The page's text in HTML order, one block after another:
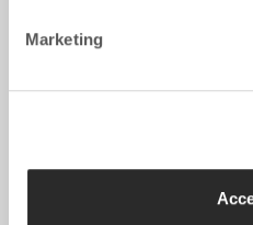
Marketing
28 Luglio 2026